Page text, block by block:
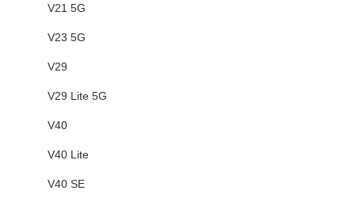
V21 5G
V23 5G
V29
V29 Lite 5G
V40
V40 Lite
V40 SE